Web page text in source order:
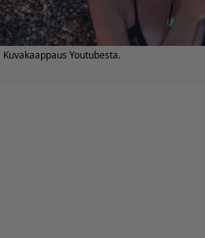
Kuvakaappaus Youtubesta.